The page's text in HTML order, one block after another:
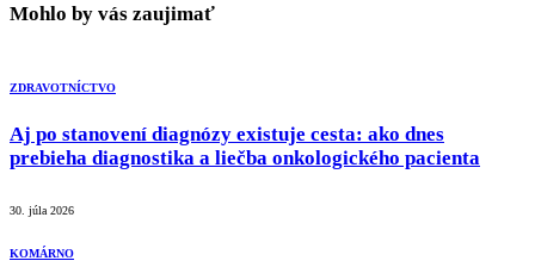
Mohlo by vás zaujimať
ZDRAVOTNÍCTVO
Aj po stanovení diagnózy existuje cesta: ako dnes
prebieha diagnostika a liečba onkologického pacienta
30. júla 2026
KOMÁRNO